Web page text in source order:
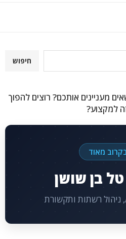
חיפוש
מעניינים אותכם? רוצים להפוך
למקצוע?
מאוד
בן שושן